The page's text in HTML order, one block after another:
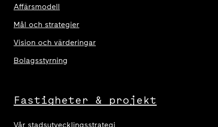
Affärsmodell
Mål och strategier
Vision och värderingar
Bolagsstyrning
Fastigheter & projekt
Vår stadsutvecklingsstrategi